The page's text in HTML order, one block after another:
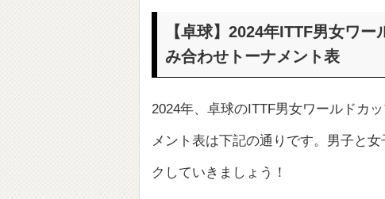
【卓球】2024年ITTF男女ワ
み合わせトーナメント表
2024年、卓球のITTF男女ワールドカ
メント表は下記の通りです。男子と
クしていきましょう！